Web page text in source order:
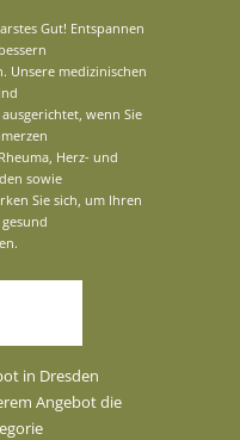
Gut! Entspannen
Unsere medizinischen
wenn Sie
Herz- und
sowie
Sie sich, um Ihren
in Dresden
Angebot die